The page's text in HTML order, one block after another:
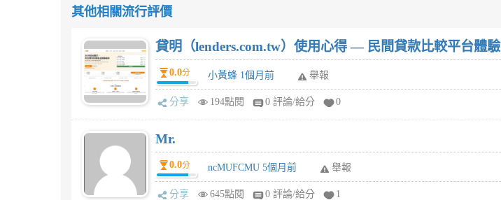
其他相關流行評價
貸明（lenders.com.tw）使用心得 — 民間貸款比較平台體驗
0.0分 小黃蜂 1個月前 舉報
分享 194點閱 0 評論/給分 0
Mr.
0.0分 ncMUFCMU 5個月前 舉報
分享 645點閱 0 評論/給分 1